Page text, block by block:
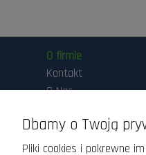
O firmie
Kontakt
O Nas
Dbamy o Twoją
Pliki cookies i pokrewne